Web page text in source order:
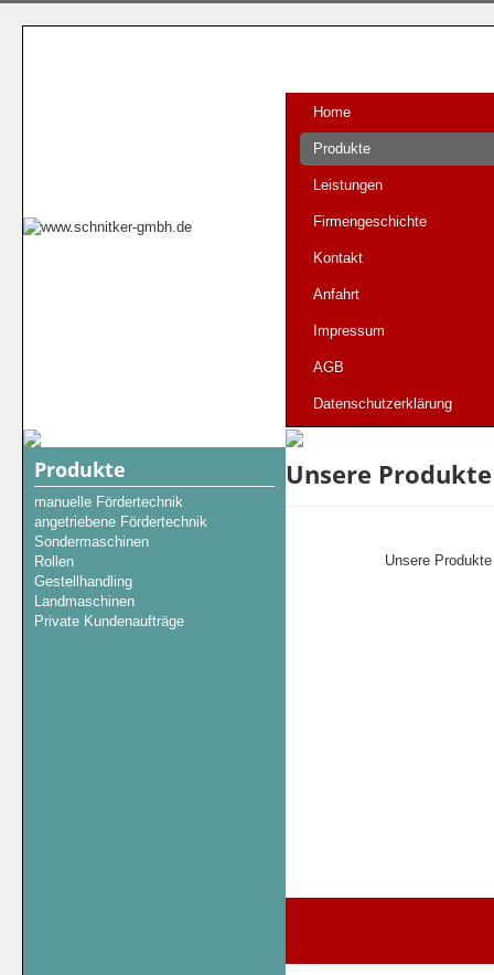
Home
Produkte
Leistungen
Firmengeschichte
Kontakt
Anfahrt
Impressum
AGB
Datenschutzerklärung
Produkte
manuelle Fördertechnik
angetriebene Fördertechnik
Sondermaschinen
Rollen
Gestellhandling
Landmaschinen
Private Kundenaufträge
Unsere Produkte
Unsere Produkte